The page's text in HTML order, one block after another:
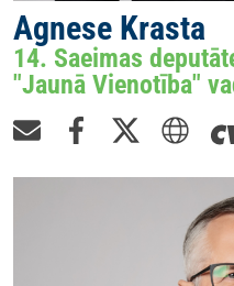
Agnese Krasta
14. Saeimas
"Jaunā Vienotība"